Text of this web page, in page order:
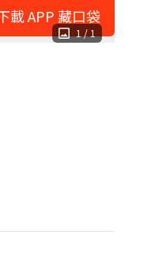
1 / 1
載 APP 藏口袋